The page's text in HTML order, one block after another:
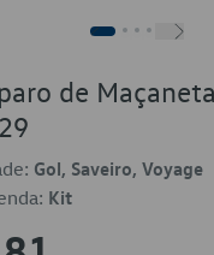
de
Gol, Saveiro, Voyage
Kit